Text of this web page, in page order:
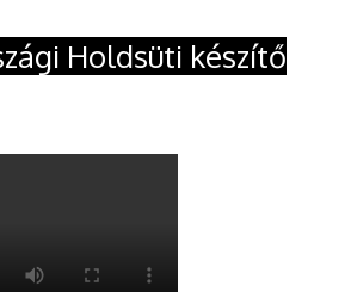
Holdsüti készítő